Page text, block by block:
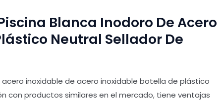
Blanca Inodoro De Acero
Neutral Sellador De
inoxidable de acero inoxidable botella de plástico
con productos similares en el mercado, tiene ventajas